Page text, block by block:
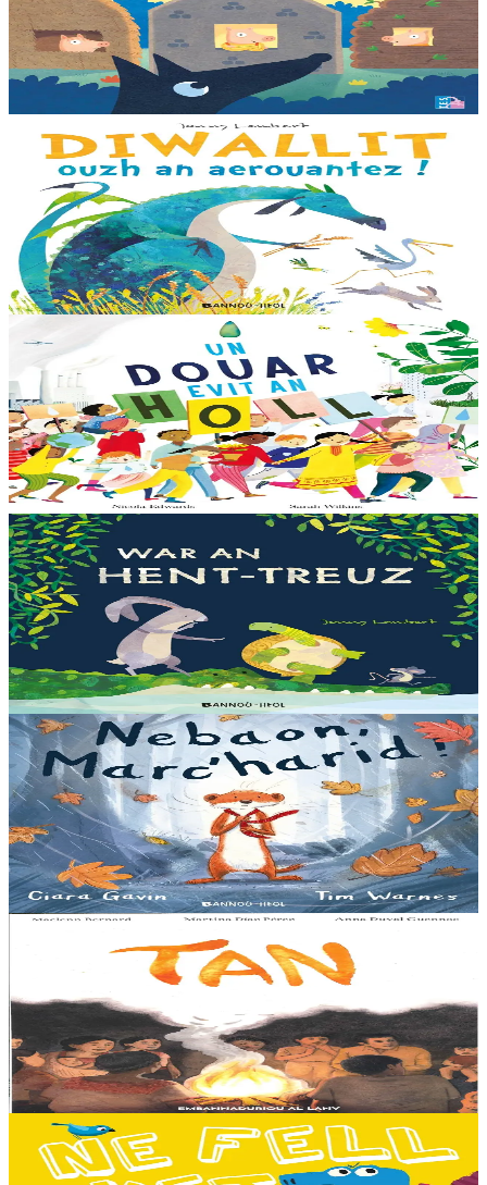
Il était une fois trois joyeux petits cochons qui vivaient avec leurs
parents. Il était temps pour chacun d’avoir sa propre maison ! Cette
collection propose...
12,00 €
Bannoù-heol
Look out, it's a Dragon!
Eflammez la dragonne est en quête d'une nouvelle maison. Mais
quand elle trouve la forêt parfaite, elle n'est pas la bienvenue...
"Ouste ! On ne veut pas de...
En stock13,00 €
Bannoù-heol
Like the Ocean We Rise
Notre planète est immense et magnifique, mais elle a besoin de notre
aide – elle a besoin de moi, elle a besoin de vous. Cet album illustré,
qui arrive à point...
En stock
13,00 €
3 ans et plus
Bannoù-heol
Let's all creep through crocodile creek
Qui sait quelles bêtes rôdent dans les marais quand la nuit tombe...
Pas les crocodiles en tout cas, Souris en est persuadée ! Ses amis ont
un doute : à quoi ça...
En stock13,00 €
3 ans et plus
Bannoù-heol
A little bit worried
Pris dans une violente tempête, Marc'harid construit une forteresse
pour s'y réfugier. Mais elle y rencontre Lagadeg, qui adore jouer
dans le vent et patauger sous la pluie....
En stock13,00 €
8 ans et plus
Tout en haut des vertes collines, là où les montagnes se couvrent du
brouillard des matinées feutrées, est perché le petit village maya de
Sakamch'en....
En stock11,00 €
3 ans et plus
Bannoù-heol